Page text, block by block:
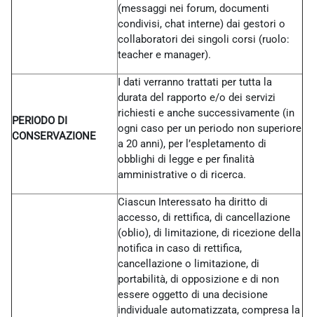
(messaggi nei forum, documenti
condivisi, chat interne) dai gestori o
collaboratori dei singoli corsi (ruolo:
teacher e manager).
PERIODO DI
CONSERVAZIONE
I dati verranno trattati per tutta la
durata del rapporto e/o dei servizi
richiesti e anche successivamente (in
ogni caso per un periodo non superiore
a 20 anni), per l’espletamento di
obblighi di legge e per finalità
amministrative o di ricerca.
Ciascun Interessato ha diritto di
accesso, di rettifica, di cancellazione
(oblio), di limitazione, di ricezione della
notifica in caso di rettifica,
cancellazione o limitazione, di
portabilità, di opposizione e di non
essere oggetto di una decisione
individuale automatizzata, compresa la